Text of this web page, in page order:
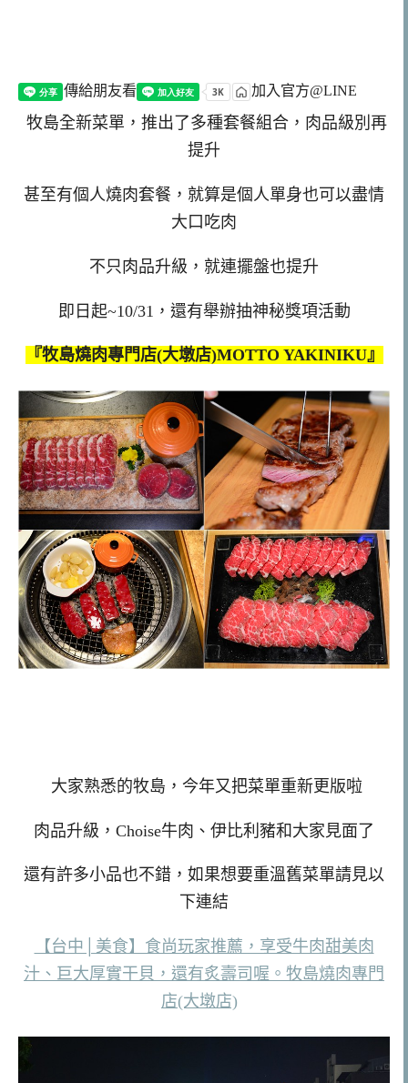
傳給朋友看 加入官方@LINE
牧島全新菜單，推出了多種套餐組合，肉品級別再
提升
甚至有個人燒肉套餐，就算是個人單身也可以盡情
大口吃肉
不只肉品升級，就連擺盤也提升
即日起~10/31，還有舉辦抽神秘獎項活動
『牧島燒肉專門店(大墩店)MOTTO YAKINIKU』
大家熟悉的牧島，今年又把菜單重新更版啦
肉品升級，Choise牛肉、伊比利豬和大家見面了
還有許多小品也不錯，如果想要重溫舊菜單請見以
下連結
【台中│美食】食尚玩家推薦，享受牛肉甜美肉
汁、巨大厚實干貝，還有炙壽司喔。牧島燒肉專門
店(大墩店)